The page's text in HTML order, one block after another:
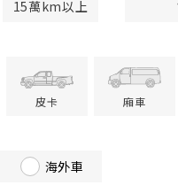
15萬km以上
皮卡 廂車
海外車